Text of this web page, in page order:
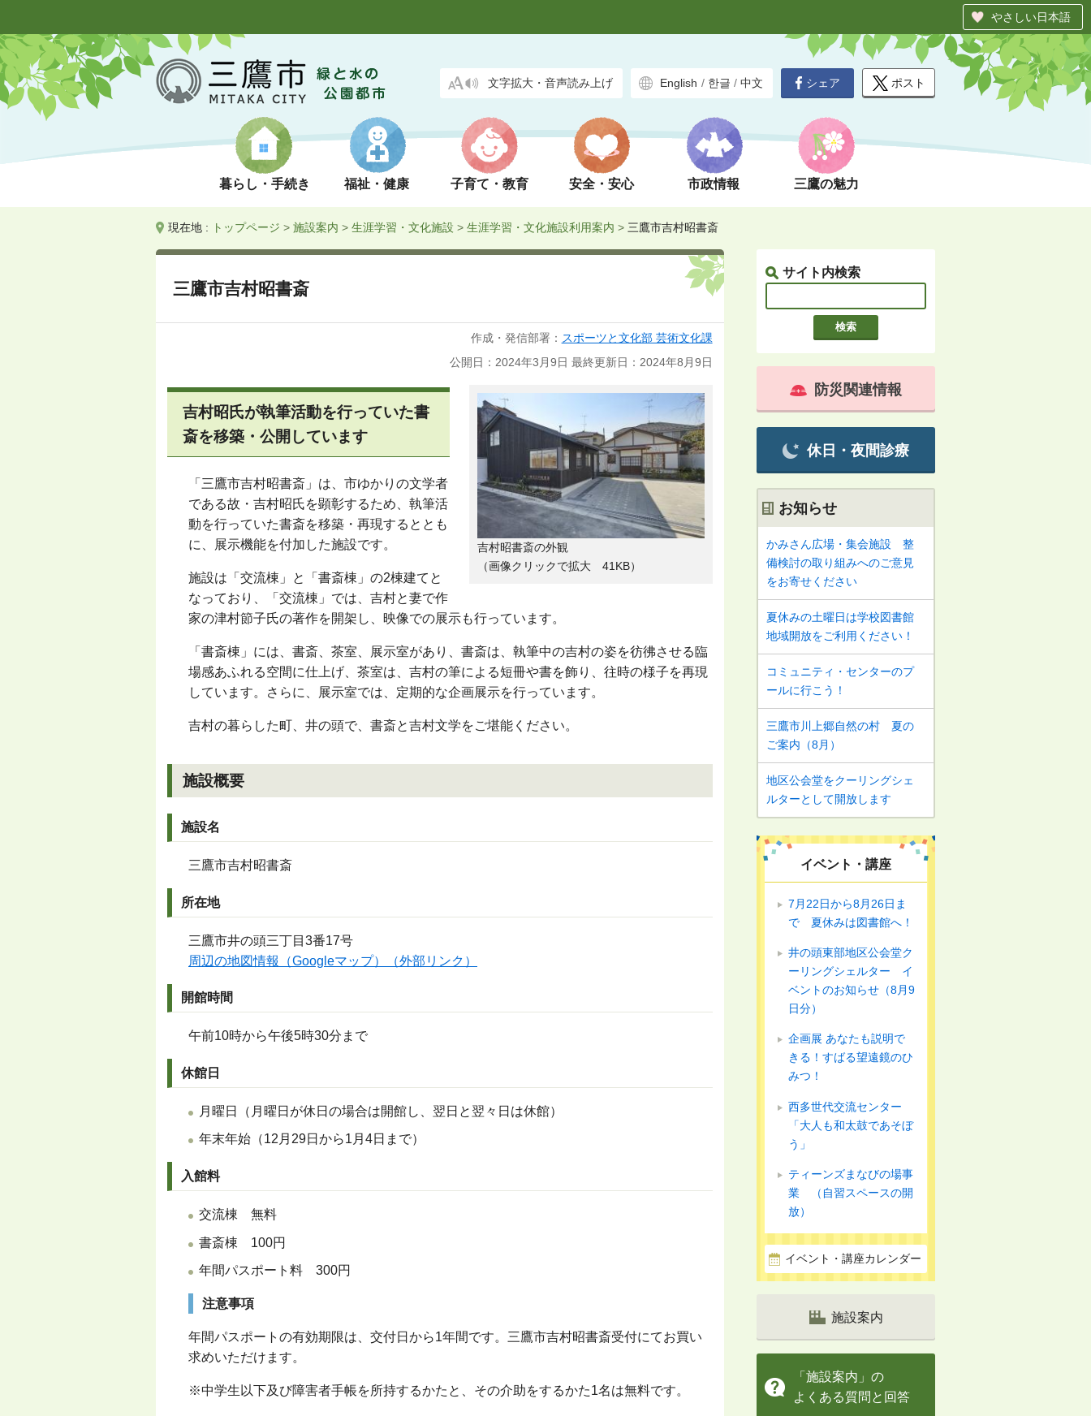
やさしい日本語
文字拡大・音声読み上げ English / 한글 / 中文
暮らし・手続き 福祉・健康 子育て・教育 安全・安心 市政情報 三鷹の魅力
シェア ポスト
現在地 : トップページ > 施設案内 > 生涯学習・文化施設 > 生涯学習・文化施設利用案内 > 三鷹市吉村昭書斎
サイト内検索
三鷹市吉村昭書斎
作成・発信部署： スポーツと文化部 芸術文化課
公開日：2024年3月9日 最終更新日：2024年8月9日
吉村昭書斎の外観
（画像クリックで拡大 41KB）
吉村昭氏が執筆活動を行っていた書
斎を移築・公開しています
「三鷹市吉村昭書斎」は、市ゆかりの文学者
である故・吉村昭氏を顕彰するため、執筆活
動を行っていた書斎を移築・再現するととも
に、展示機能を付加した施設です。
施設は「交流棟」と「書斎棟」の2棟建てと
なっており、
「交流棟」では、吉村と妻で作
家の津村節子氏の著作を開架し、映像での展示も行っています。
「書斎棟」には、書斎、茶室、展示室があり、書斎は、執筆中の吉村の姿を彷彿させる臨
場感あふれる空間に仕上げ、茶室は、吉村の筆による短冊や書を飾り、往時の様子を再現
しています。さらに、展示室では、定期的な企画展示を行っています。
吉村の暮らした町、井の頭で、書斎と吉村文学をご堪能ください。
施設概要
施設名
三鷹市吉村昭書斎
所在地
三鷹市井の頭三丁目3番17号
周辺の地図情報（Googleマップ）（外部リンク）
開館時間
午前10時から午後5時30分まで
休館日
月曜日（月曜日が休日の場合は開館し、翌日と翌々日は休館）
年末年始（12月29日から1月4日まで）
入館料
交流棟 無料
書斎棟 100円
年間パスポート料 300円
注意事項
年間パスポートの有効期限は、交付日から1年間です。三鷹市吉村昭書斎受付にてお買い
求めいただけます。
※中学生以下及び障害者手帳を所持するかたと、その介助をするかた1名は無料です。
防災関連情報
休日・夜間診療
お知らせ
かみさん広場・集会施設 整
備検討の取り組みへのご意見
をお寄せください
夏休みの土曜日は学校図書館
地域開放をご利用ください！
コミュニティ・センターのプ
ールに行こう！
三鷹市川上郷自然の村 夏の
ご案内（8月）
地区公会堂をクーリングシェ
ルターとして開放します
イベント・講座
7月22日から8月26日ま
で 夏休みは図書館へ！
井の頭東部地区公会堂ク
ーリングシェルター イ
ベントのお知らせ（8月9
日分）
企画展 あなたも説明で
きる！すばる望遠鏡のひ
みつ！
西多世代交流センター
「大人も和太鼓であそぼ
う」
ティーンズまなびの場事
業 （自習スペースの開
放）
イベント・講座カレンダー
施設案内
「施設案内」の
よくある質問と回答